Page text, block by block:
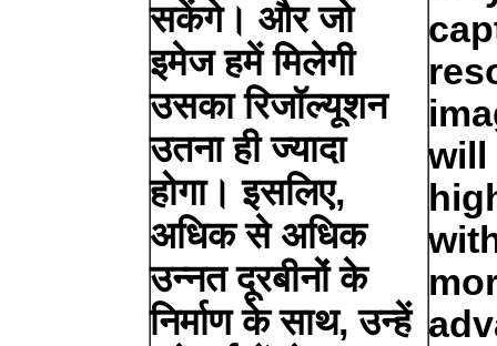
सकेंगे। और जो
इमेज हमें मिलेगी
उसका रिजॉल्यूशन
उतना ही ज्यादा
होगा। इसलिए,
अधिक से अधिक
उन्नत दूरबीनों के
निर्माण के साथ, उन्हें
will